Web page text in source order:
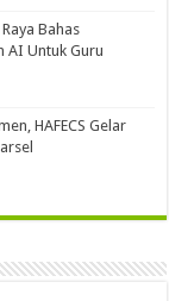
Bahas
AI Untuk Guru
HAFECS Gelar